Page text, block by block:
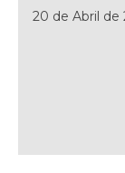
20 de Abril de